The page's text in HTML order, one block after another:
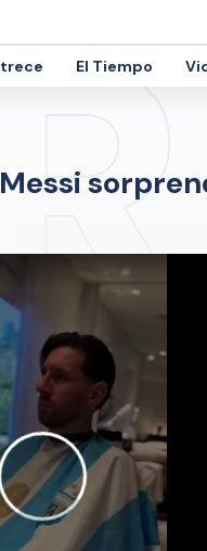
El Tiempo